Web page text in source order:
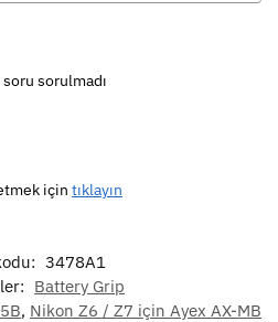
sorulmadı
için tıklayın
3478A1
Battery Grip
, Nikon Z6 / Z7 için Ayex AX-MB